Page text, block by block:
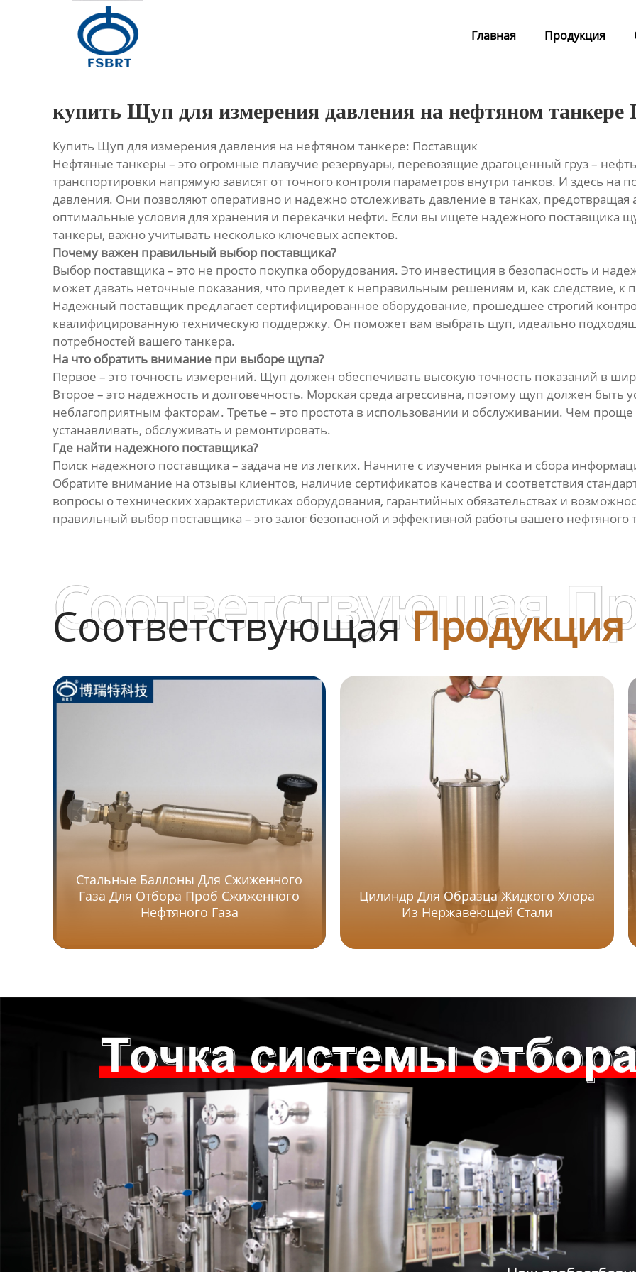
Главная Продукция
Контакты
купить Щуп для измерения давления на нефтяном
Купить Щуп для измерения давления на нефтяном танкере: Поставщик
Нефтяные танкеры – это огромные плавучие резервуары, перевозящие драгоценный груз –
транспортировки напрямую зависят от точного контроля параметров внутри танков. И здесь
давления. Они позволяют оперативно и надежно отслеживать давление в танках,
оптимальные условия для хранения и перекачки нефти. Если вы ищете надежного поставщика
танкеры, важно учитывать несколько ключевых аспектов.
Почему важен правильный выбор поставщика?
Выбор поставщика – это не просто покупка оборудования. Это инвестиция в безопасность и
может давать неточные показания, что приведет к неправильным решениям и, как следствие,
Надежный поставщик предлагает сертифицированное оборудование, прошедшее строгий
квалифицированную техническую поддержку. Он поможет вам выбрать щуп, идеально
потребностей вашего танкера.
На что обратить внимание при выборе щупа?
Первое – это точность измерений. Щуп должен обеспечивать высокую точность показаний в
Второе – это надежность и долговечность. Морская среда агрессивна, поэтому щуп должен быть
неблагоприятным факторам. Третье – это простота в использовании и обслуживании. Чем проще
устанавливать, обслуживать и ремонтировать.
Где найти надежного поставщика?
Поиск надежного поставщика – задача не из легких. Начните с изучения рынка и сбора
Обратите внимание на отзывы клиентов, наличие сертификатов качества и соответствия
вопросы о технических характеристиках оборудования, гарантийных обязательствах и
правильный выбор поставщика – это залог безопасной и эффективной работы вашего нефтяного
СоответствующаяПродукция
Соответствующая
Стальные Баллоны Для Сжиженного
Газа Для Отбора Проб Сжиженного
Нефтяного Газа
Цилиндр Для Образца Жидкого Хлора
Из Нержавеющей Стали